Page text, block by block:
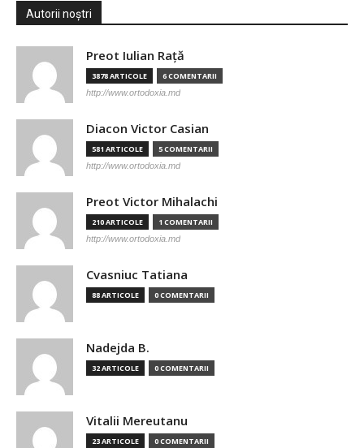
Autorii noștri
Preot Iulian Raţă
3878 ARTICOLE 6 COMENTARII
http://www.ortodoxia.md
Diacon Victor Casian
581 ARTICOLE 5 COMENTARII
http://www.ortodoxia.md
Preot Victor Mihalachi
210 ARTICOLE 1 COMENTARII
http://www.ortodoxia.md
Cvasniuc Tatiana
88 ARTICOLE 0 COMENTARII
Nadejda B.
32 ARTICOLE 0 COMENTARII
Vitalii Mereutanu
23 ARTICOLE 0 COMENTARII